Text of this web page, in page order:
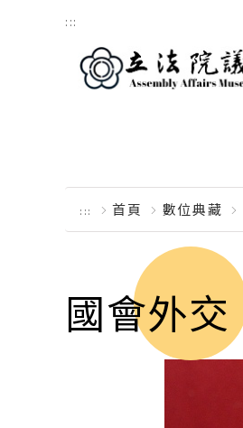
跳到主要內容區塊
:::
::: 首頁 數位典藏
國會外交